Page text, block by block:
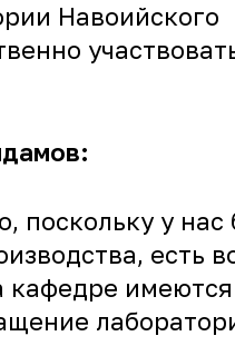
Навоийского
поскольку у
есть
кафедре